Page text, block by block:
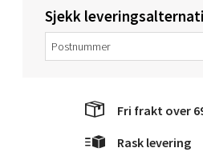
Sjekk
Fri frakt over
Rask levering
Oppdal -
Aunasenteret,
Åpent i dag 10-18
0 i butikk